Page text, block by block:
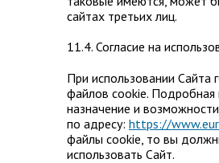
сайтах третьих лиц.
11.4. Согласие на
При использовании Сайта
файлов cookie. Подробная
назначение и
по адресу: https://
файлы cookie, то вы
использовать Сайт.